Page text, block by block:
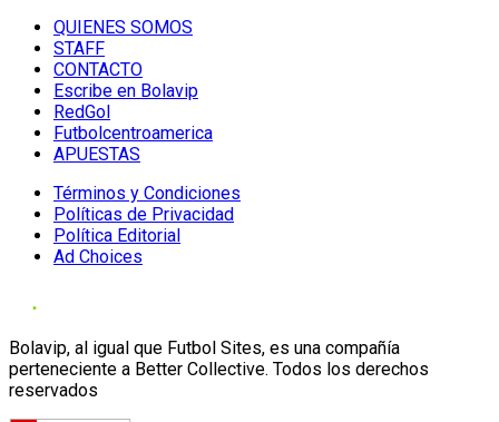
QUIENES SOMOS
STAFF
CONTACTO
Escribe en Bolavip
RedGol
Futbolcentroamerica
APUESTAS
Términos y Condiciones
Políticas de Privacidad
Política Editorial
Ad Choices
Bolavip, al igual que Futbol Sites, es una compañía
perteneciente a Better Collective. Todos los derechos
reservados